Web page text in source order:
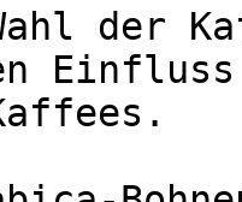
der
Einfluss